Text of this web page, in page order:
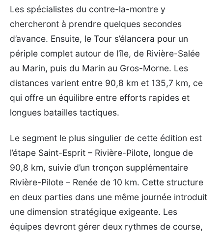
Les spécialistes du contre-la-montre y
chercheront à prendre quelques secondes
d’avance. Ensuite, le Tour s’élancera pour un
périple complet autour de l’île, de Rivière-Salée
au Marin, puis du Marin au Gros-Morne. Les
distances varient entre 90,8 km et 135,7 km, ce
qui offre un équilibre entre efforts rapides et
longues batailles tactiques.
Le segment le plus singulier de cette édition est
l’étape Saint-Esprit – Rivière-Pilote, longue de
90,8 km, suivie d’un tronçon supplémentaire
Rivière-Pilote – Renée de 10 km. Cette structure
en deux parties dans une même journée introduit
une dimension stratégique exigeante. Les
équipes devront gérer deux rythmes de course,